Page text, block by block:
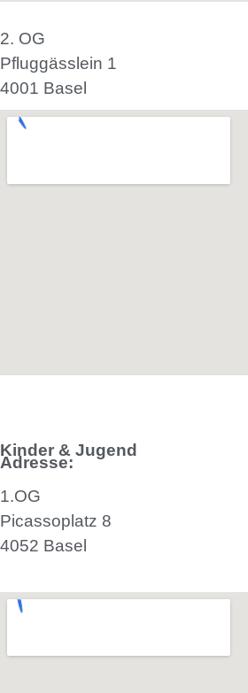
2. OG
Pfluggässlein 1
4001 Basel
Kinder & Jugend
Adresse:
1.OG
Picassoplatz 8
4052 Basel